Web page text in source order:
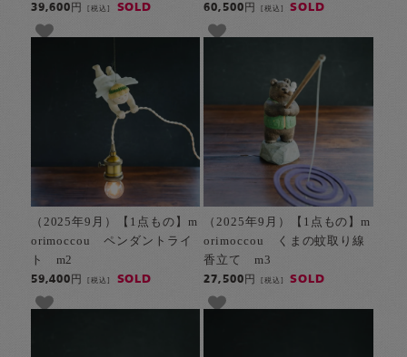
39,600円[税込] SOLD 60,500円 [税込] SOLD
（2025年9月）【1点もの】m
orimoccou ペンダントライ
ト m2
59,400円[税込] SOLD
（2025年9月）【1点もの】m
orimoccou くまの蚊取り線
香立て m3
27,500円 [税込] SOLD